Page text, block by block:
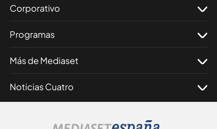
Corporativo
Programas
Más de Mediaset
Noticias Cuatro